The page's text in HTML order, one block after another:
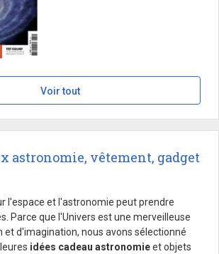
Voir tout
astronomie, vêtement, gadget
l'espace et l'astronomie peut prendre
Parce que l'Univers est une merveilleuse
et d'imagination, nous avons sélectionné
idées cadeau astronomieet objets